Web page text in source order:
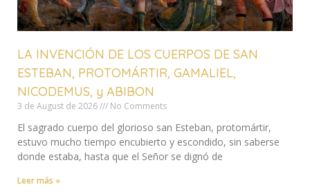
LA INVENCIÓN DE LOS CUERPOS DE SAN
ESTEBAN, PROTOMÁRTIR, GAMALIEL,
NICODEMUS, y ABIBON
3 de August de 2026 No Comments
El sagrado cuerpo del glorioso san Esteban, protomártir,
estuvo mucho tiempo encubierto y escondido, sin saberse
donde estaba, hasta que el Señor se dignó de
Leer más »